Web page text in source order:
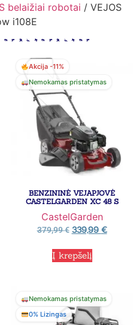
belaižiai robotai / VEJOS
i108E
Akcija -11%
Nemokamas pristatymas
BENZININĖ VEJAPJOVĖ
CASTELGARDEN XC 48 S
CastelGarden
379,99€ 339,99 €
Į krepšelį
Nemokamas pristatymas
0% Lizingas